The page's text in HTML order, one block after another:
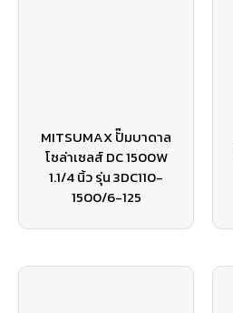
MITSUMAX ปั๊มบาดาล
โซล่าเซลส์ DC 1500W
1.1/4 นิ้ว รุ่น 3DC110-
1500/6-125